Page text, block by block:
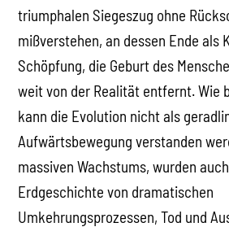
triumphalen Siegeszug ohne
mißverstehen, an dessen Ende als
Schöpfung, die Geburt des
weit von der Realität entfernt. Wie
kann die Evolution nicht als
Aufwärtsbewegung verstanden
massiven Wachstums, wurden
Erdgeschichte von dramatischen
Umkehrungsprozessen, Tod und